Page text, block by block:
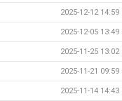
2025-12-12 14:59
2025-12-05 13:49
2025-11-25 13:02
2025-11-21 09:59
2025-11-14 14:43